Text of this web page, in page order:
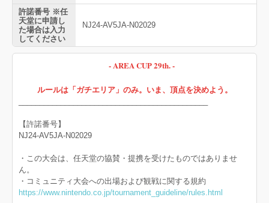
許諾番号 ※任
天堂に申請し
た場合は入力
してください
NJ24-AV5JA-N02029
- AREA CUP 29th. -
ルールは「ガチエリア」のみ。いま、頂点を決めよう。
【許諾番号】
NJ24-AV5JA-N02029
・この大会は、任天堂の協賛・提携を受けたものではありませ
ん。
・コミュニティ大会への出場および観戦に関する規約
https://www.nintendo.co.jp/tournament_guideline/rules.html